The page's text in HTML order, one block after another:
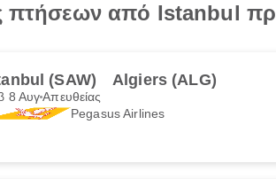
πτήσεων από Istanbul
(SAW) Algiers (ALG)
8 ΑυγΑπευθείας
Pegasus Airlines